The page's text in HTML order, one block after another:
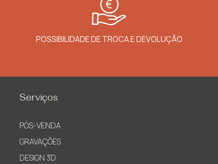
POSSIBILIDADE DE TROCA E DEVOLUÇÃO
Serviços
PÓS-VENDA
GRAVAÇÕES
DESIGN 3D